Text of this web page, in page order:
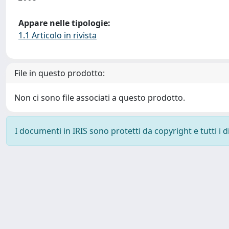
Appare nelle tipologie:
1.1 Articolo in rivista
File in questo prodotto:
Non ci sono file associati a questo prodotto.
I documenti in IRIS sono protetti da copyright e tutti i